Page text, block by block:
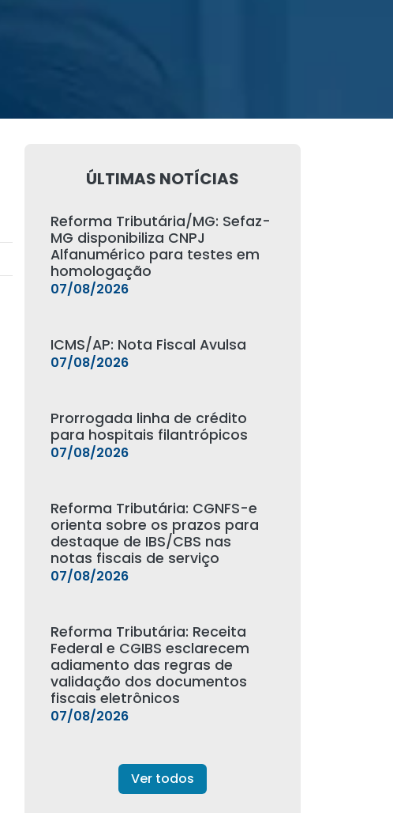
ÚLTIMAS NOTÍCIAS
Reforma Tributária/MG: Sefaz-
MG disponibiliza CNPJ
Alfanumérico para testes em
homologação
07/08/2026
ICMS/AP: Nota Fiscal Avulsa
07/08/2026
Prorrogada linha de crédito
para hospitais filantrópicos
07/08/2026
Reforma Tributária: CGNFS-e
orienta sobre os prazos para
destaque de IBS/CBS nas
notas fiscais de serviço
07/08/2026
Reforma Tributária: Receita
Federal e CGIBS esclarecem
adiamento das regras de
validação dos documentos
fiscais eletrônicos
07/08/2026
Ver todos